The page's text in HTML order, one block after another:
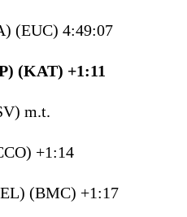
(EUC) 4:49:07
(KAT) +1:11
m.t.
+1:14
(BMC) +1:17